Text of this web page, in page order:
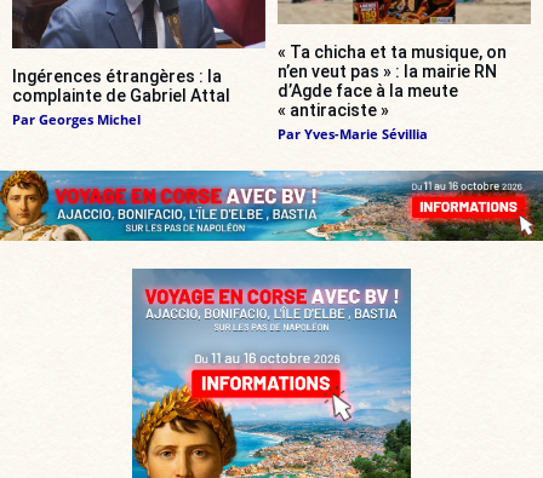
Ingérences étrangères : la
complainte de Gabriel Attal
Par Georges Michel
« Ta chicha et ta musique, on
n’en veut pas » : la mairie RN
d’Agde face à la meute
« antiraciste »
Par Yves-Marie Sévillia